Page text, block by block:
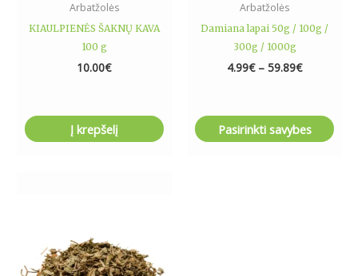
Arbatžolės
KIAULPIENĖS ŠAKNŲ KAVA
100 g
10.00€
Į krepšelį
Arbatžolės
Damiana lapai 50g / 100g /
300g / 1000g
4.99€ – 59.89€
Pasirinkti savybes
page
multiple
variants.
The